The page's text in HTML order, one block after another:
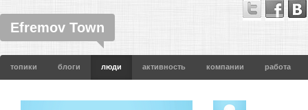
Efremov Town
топики блоги люди активность компании работа